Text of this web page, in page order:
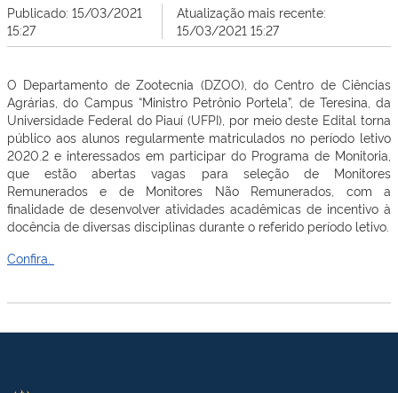
Publicado: 15/03/2021
15:27
Atualização mais recente:
15/03/2021 15:27
O Departamento de Zootecnia (DZOO), do Centro de Ciências
Agrárias, do Campus “Ministro Petrônio Portela”, de Teresina, da
Universidade Federal do Piauí (UFPI), por meio deste Edital torna
público aos alunos regularmente matriculados no período letivo
2020.2 e interessados em participar do Programa de Monitoria,
que estão abertas vagas para seleção de Monitores
Remunerados e de Monitores Não Remunerados, com a
finalidade de desenvolver atividades acadêmicas de incentivo à
docência de diversas disciplinas durante o referido período letivo.
Confira.